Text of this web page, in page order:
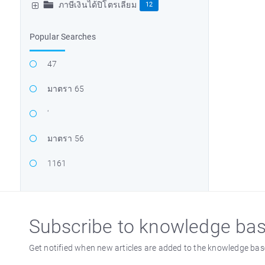
ภาษีเงินได้ปิโตรเลียม 12
Popular Searches
47
มาตรา 65
'
มาตรา 56
1161
Subscribe to knowledge
Get notified when new articles are added to the knowledge